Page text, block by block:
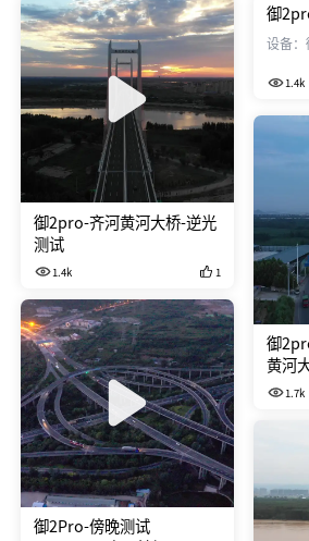
御2pro-齐河黄河大桥-逆光
测试
1.4k 1
御
头分
设备
件：1.4k
御
黄河
1.7k
御2Pro-傍晚测试